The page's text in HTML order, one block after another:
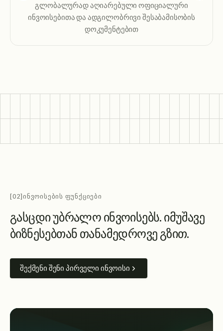
გლობალურად აღიარებული ოფიციალური
ინვოისებითა და ადგილობრივი შესაბამისობის
დოკუმენტებით
[02]ᲘᲜᲕᲝᲘᲡᲔᲑᲘᲡ ᲤᲣᲜᲥᲪᲘᲔᲑᲘ
გასცდიუბრალოინვოისებს.იმუშავე
ბიზნესებთანთანამედროვეგზით.
შექმენი შენი პირველი ინვოისი